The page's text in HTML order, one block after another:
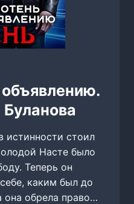
истинности стоил
Насте было
Теперь он
каким был до
она обрела право…